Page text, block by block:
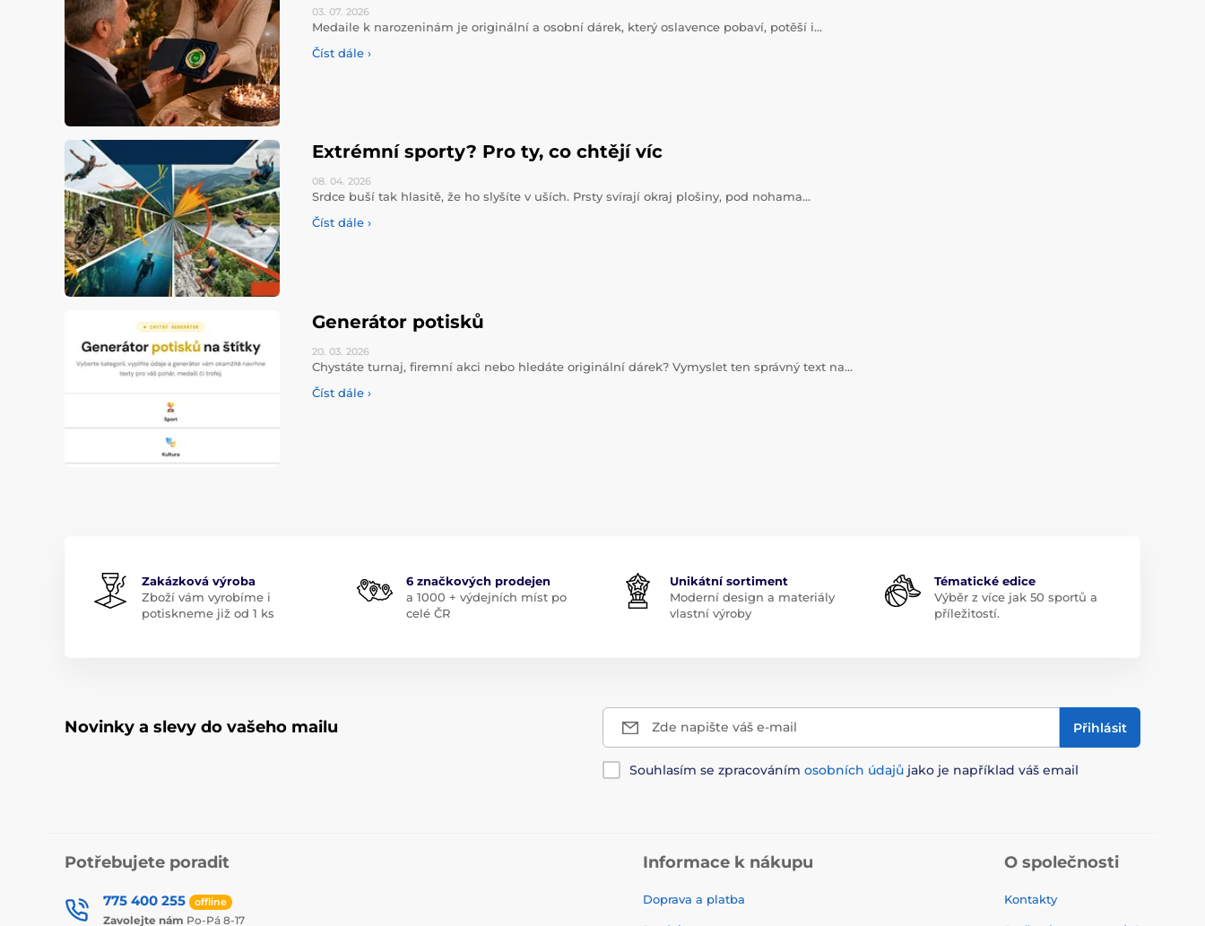
03. 07. 2026
Medaile k narozeninám je originální a osobní dárek, který oslavence pobaví, potěší i…
Číst dále ›
Extrémní sporty? Pro ty, co chtějí víc
08. 04. 2026
Srdce buší tak hlasitě, že ho slyšíte v uších. Prsty svírají okraj plošiny, pod nohama…
Číst dále ›
Generátor potisků
20. 03. 2026
Chystáte turnaj, firemní akci nebo hledáte originální dárek? Vymyslet ten správný text na…
Číst dále ›
Zakázková výroba
Zboží vám vyrobíme i
potiskneme již od 1 ks
6 značkových prodejen
a 1000 + výdejních míst po
celé ČR
Unikátní sortiment
Moderní design a materiály
vlastní výroby
Tématické edice
Výběr z více jak 50 sportů a
příležitostí.
Novinky a slevy do vašeho mailu Zde napište váš e-mail Přihlásit
Souhlasím se zpracováním osobních údajů jako je například váš email
Potřebujete poradit
775 400 255 offline
Zavolejte nám Po-Pá 8-17
Informace k nákupu
Doprava a platba
O společnosti
Kontakty